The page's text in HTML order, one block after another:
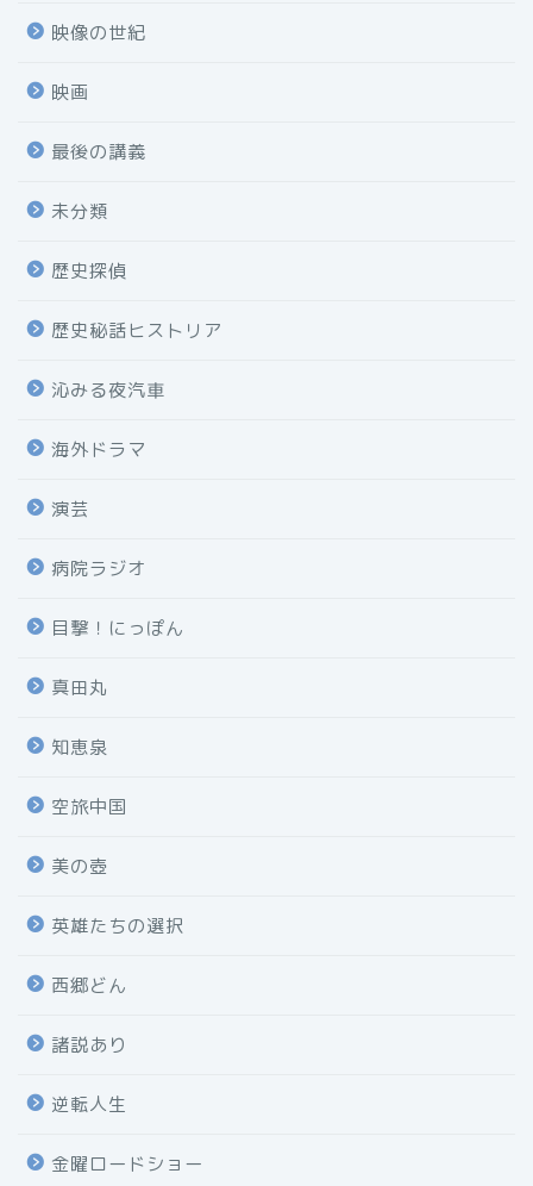
映像の世紀
映画
最後の講義
未分類
歴史探偵
歴史秘話ヒストリア
沁みる夜汽車
海外ドラマ
演芸
病院ラジオ
目撃！にっぽん
真田丸
知恵泉
空旅中国
美の壺
英雄たちの選択
西郷どん
諸説あり
逆転人生
金曜ロードショー